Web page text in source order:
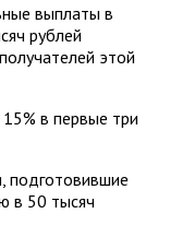
выплаты в
рублей
этой
в первые три
подготовившие
в 50 тысяч